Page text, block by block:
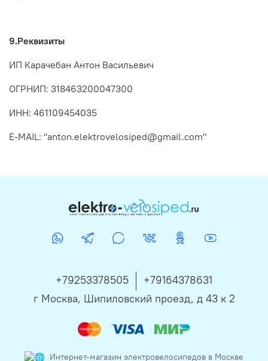
9.Реквизиты
ИП Карачебан Антон Васильевич
ОГРНИП: 318463200047300
ИНН: 461109454035
E-MAIL: "anton.elektrovelosiped@gmail.com"
+79253378505
+79164378631
г Москва, Шипиловский проезд, д 43 к 2
Интернет-магазин электровелосипедов в Москве